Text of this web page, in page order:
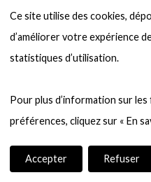
Ce site utilise des cookies,
d’améliorer votre expérience
statistiques d’utilisation.
Pour plus d’information sur
Accepter Refuser